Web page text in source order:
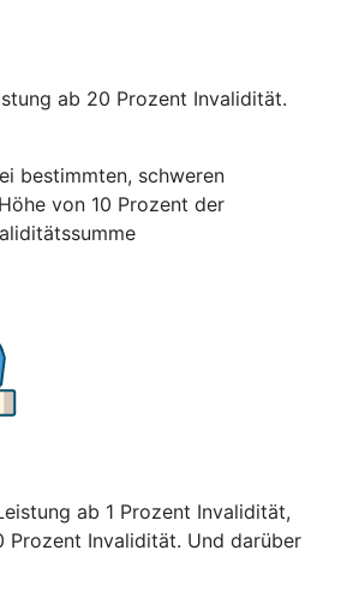
ab 20 Prozent Invalidität.
bestimmten, schweren
von 10 Prozent der
ab 1 Prozent Invalidität,
Prozent Invalidität. Und darüber